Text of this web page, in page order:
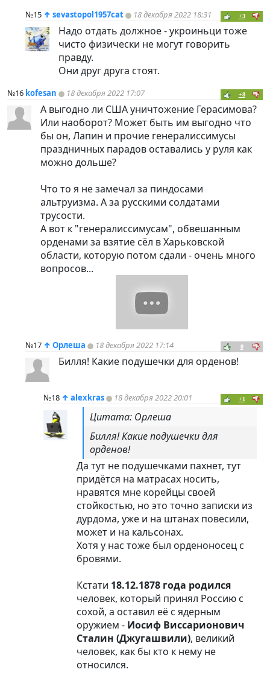
№15 ↑ sevastopol1957cat 18 декабря 2022 18:31 +3
Надо отдать должное - укроиньци тоже
чисто физически не могут говорить
правду.
Они друг друга стоят.
№16 kofesan 18 декабря 2022 17:07 +8
А выгодно ли США уничтожение Герасимова?
Или наоборот? Может быть им выгодно что
бы он, Лапин и прочие генералиссимусы
праздничных парадов оставались у руля как
можно дольше?
Что то я не замечал за пиндocами
альтруизма. А за русскими солдатами
трусости.
А вот к "генералиссимусам", обвешанным
орденами за взятие сёл в Харьковской
области, которую потом сдали - очень много
вопросов...
№17 ↑ Орлеша 18 декабря 2022 17:14 0
Билля! Какие подушечки для орденов!
№18 ↑ alexkras 18 декабря 2022 20:01 +1
Цитата: Орлеша
Билля! Какие подушечки для
орденов!
Да тут не подушечками пахнет, тут
придётся на матрасах носить,
нравятся мне корейцы своей
стойкостью, но это точно записки из
дурдома, уже и на штанах повесили,
может и на кальсонах.
Хотя у нас тоже был орденоносец с
бровями.
Кстати 18.12.1878 года родился
человек, который принял Россию с
сохой, а оставил её с ядерным
оружием - Иосиф Виссарионович
Сталин (Джугашвили), великий
человек, как бы кто к нему не
относился.